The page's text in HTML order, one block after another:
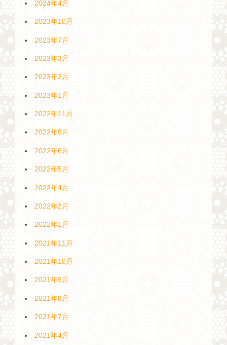
2024年4月
2023年10月
2023年7月
2023年3月
2023年2月
2023年1月
2022年11月
2022年9月
2022年6月
2022年5月
2022年4月
2022年2月
2022年1月
2021年11月
2021年10月
2021年9月
2021年8月
2021年7月
2021年4月